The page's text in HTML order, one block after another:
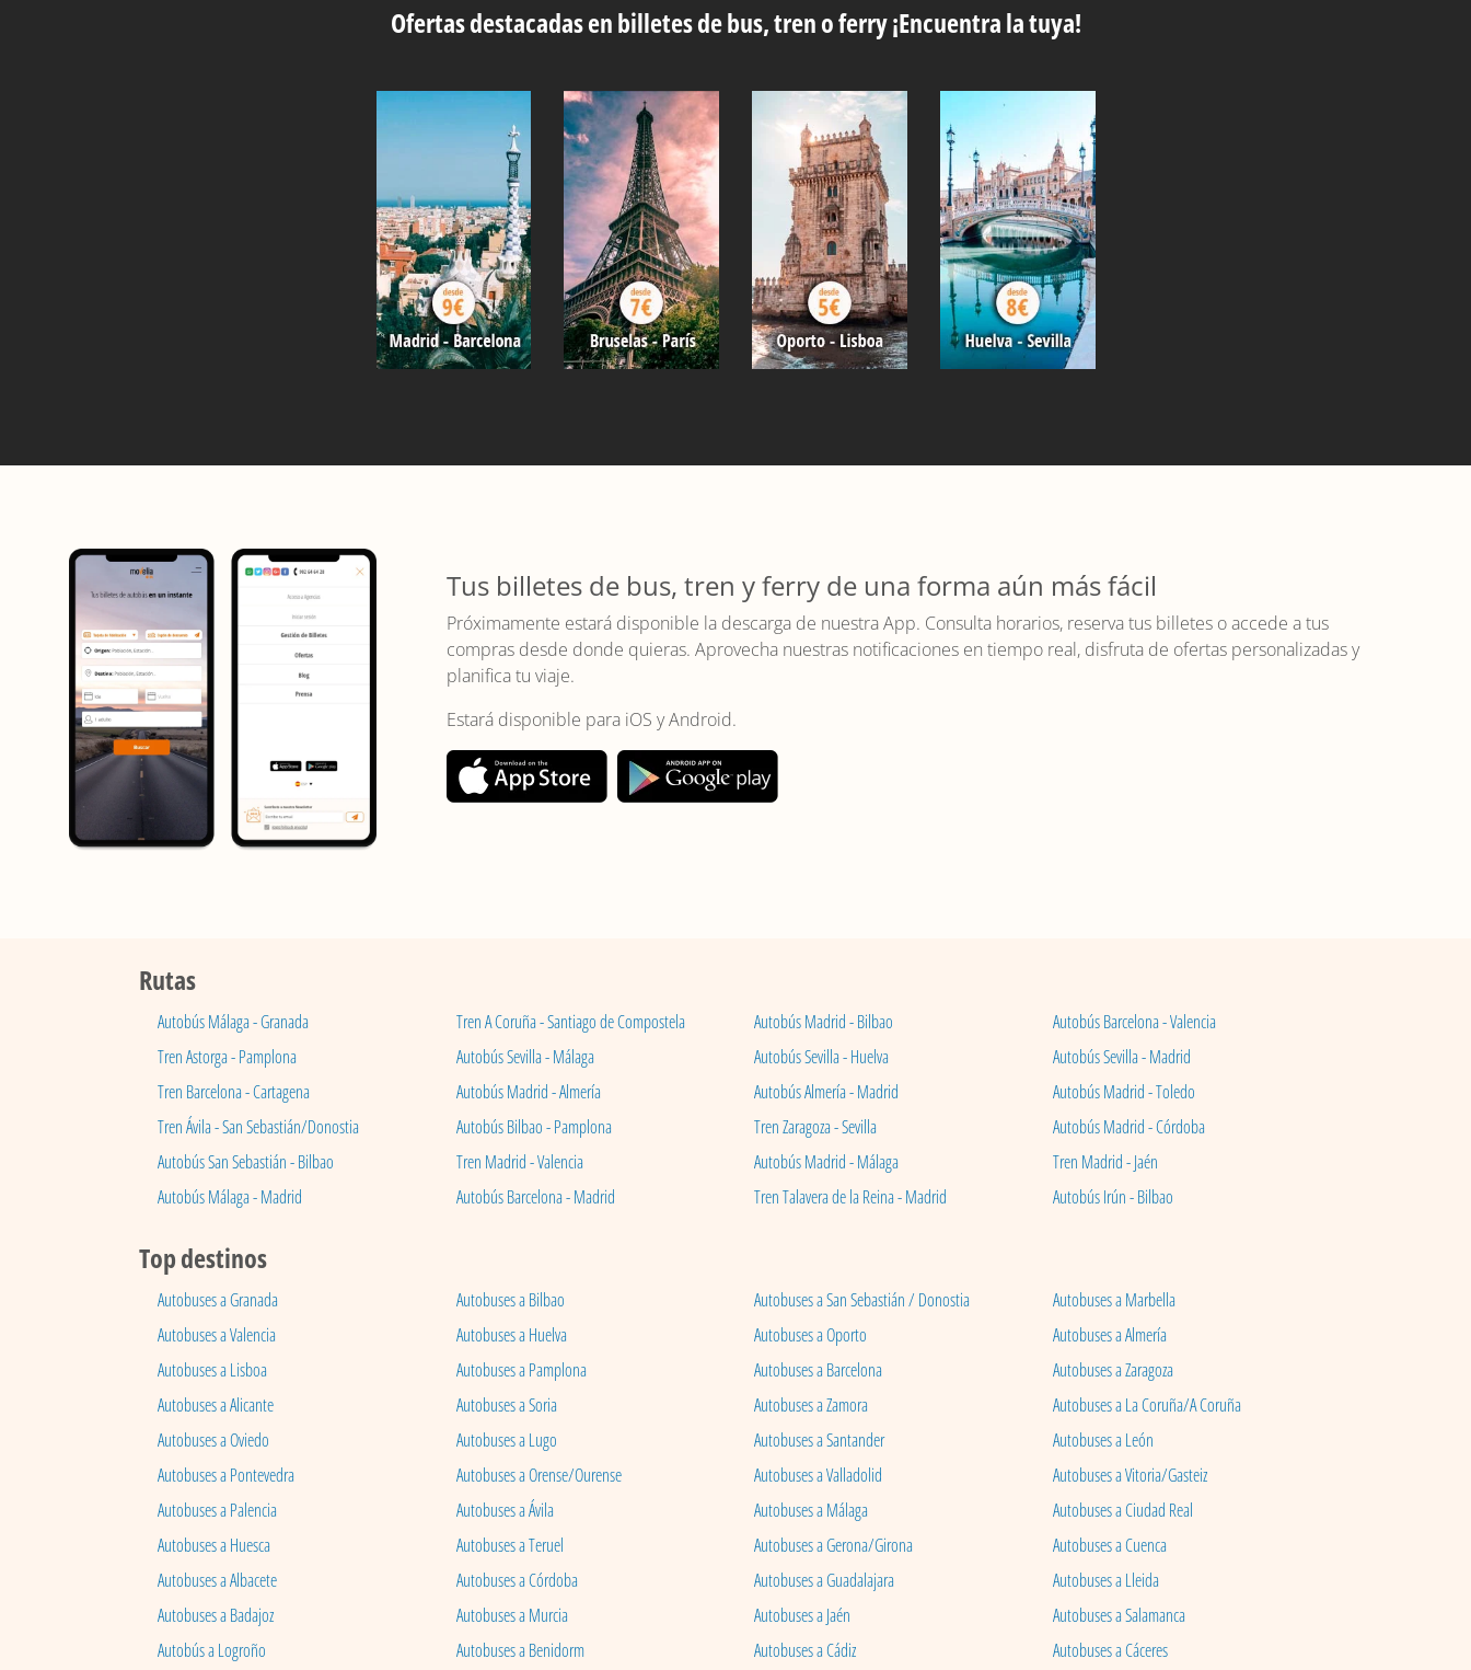
Ofertas destacadas en billetes de bus, tren o ferry ¡Encuentra la tuya!
Tus billetes de bus, tren y ferry de una forma aún más fácil
Próximamente estará disponible la descarga de nuestra App. Consulta horarios, reserva tus billetes o accede a tus
compras desde donde quieras. Aprovecha nuestras notificaciones en tiempo real, disfruta de ofertas personalizadas y
planifica tu viaje.
Estará disponible para iOS y Android.
Rutas
Autobús Málaga - Granada Tren A Coruña - Santiago de Compostela Autobús Madrid - Bilbao
Autobús Barcelona - Valencia
Tren Astorga - Pamplona
Autobús Sevilla - Málaga Autobús Sevilla - Huelva
Autobús Sevilla - Madrid
Tren Barcelona - Cartagena
Autobús Madrid - Almería Autobús Almería - Madrid
Autobús Madrid - Toledo
Tren Ávila - San Sebastián/Donostia
Autobús Bilbao - Pamplona Tren Zaragoza - Sevilla
Autobús Madrid - Córdoba
Autobús San Sebastián - Bilbao
Tren Madrid - Valencia Autobús Madrid - Málaga
Tren Madrid - Jaén
Autobús Málaga - Madrid
Autobús Barcelona - Madrid Tren Talavera de la Reina - Madrid Autobús Irún - Bilbao
Top destinos
Autobuses a Granada Autobuses a Bilbao Autobuses a San Sebastián / Donostia
Autobuses a Marbella
Autobuses a Valencia
Autobuses a Huelva Autobuses a Oporto
Autobuses a Almería
Autobuses a Lisboa
Autobuses a Pamplona Autobuses a Barcelona
Autobuses a Zaragoza
Autobuses a Alicante
Autobuses a Soria Autobuses a Zamora
Autobuses a La Coruña/A Coruña
Autobuses a Oviedo
Autobuses a Lugo Autobuses a Santander
Autobuses a León
Autobuses a Pontevedra
Autobuses a Orense/Ourense Autobuses a Valladolid
Autobuses a Vitoria/Gasteiz
Autobuses a Palencia
Autobuses a Ávila Autobuses a Málaga
Autobuses a Ciudad Real
Autobuses a Huesca
Autobuses a Teruel Autobuses a Gerona/Girona
Autobuses a Cuenca
Autobuses a Albacete
Autobuses a Córdoba Autobuses a Guadalajara
Autobuses a Lleida
Autobuses a Badajoz
Autobuses a Murcia Autobuses a Jaén
Autobuses a Salamanca
Autobús a Logroño
Autobuses a Benidorm Autobuses a Cádiz
Autobuses a Cáceres